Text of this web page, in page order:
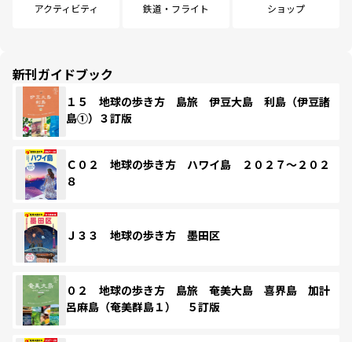
アクティビティ 鉄道・フライト ショップ
新刊ガイドブック
１５ 地球の歩き方 島旅 伊豆大島 利島（伊豆諸
島①）３訂版
Ｃ０２ 地球の歩き方 ハワイ島 ２０２７～２０２
８
Ｊ３３ 地球の歩き方 墨田区
０２ 地球の歩き方 島旅 奄美大島 喜界島 加計
呂麻島（奄美群島１） ５訂版